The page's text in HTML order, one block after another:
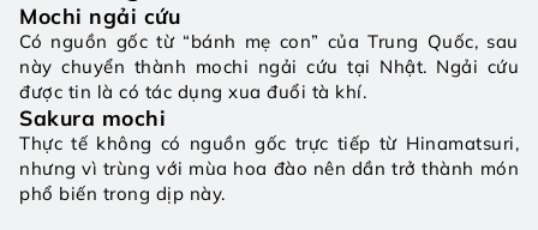
Mochi ngải cứu
Có nguồn gốc từ “bánh mẹ con” của Trung Quốc, sau
này chuyển thành mochi ngải cứu tại Nhật. Ngải cứu
được tin là có tác dụng xua đuổi tà khí.
Sakura mochi
Thực tế không có nguồn gốc trực tiếp từ Hinamatsuri,
nhưng vì trùng với mùa hoa đào nên dần trở thành món
phổ biến trong dịp này.